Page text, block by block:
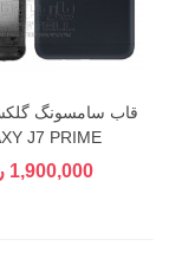
J7 PRIME
1,900,000 ریال